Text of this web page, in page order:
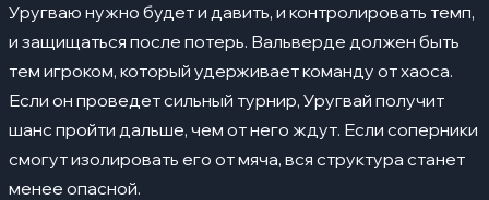
Уругваю нужно будет и давить, и контролировать темп,
и защищаться после потерь. Вальверде должен быть
тем игроком, который удерживает команду от хаоса.
Если он проведет сильный турнир, Уругвай получит
шанс пройти дальше, чем от него ждут. Если соперники
смогут изолировать его от мяча, вся структура станет
менее опасной.